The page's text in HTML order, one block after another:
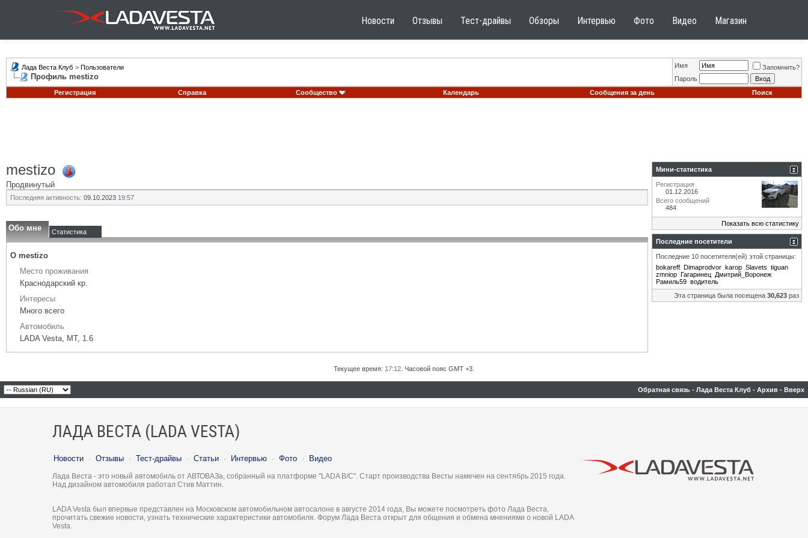
Новости Отзывы Тест-драйвы Обзоры Интервью Фото Видео Магазин
Лада Веста Клуб > Пользователи
Профиль mestizo
Имя
Запомнить?
Пароль
Регистрация
Справка Сообщество Календарь Сообщения за день Поиск
mestizo
Продвинутый
Последняя активность: 09.10.2023 19:57
Обо мне Статистика
О mestizo
Место проживания
Краснодарский кр.
Интересы
Много всего
Автомобиль
LADA Vesta, МТ, 1.6
Мини-статистика
Регистрация
01.12.2016
Всего сообщений
484
Показать всю статистику
Последние посетители
Последние 10 посетителя(ей) этой страницы:
bokareff Dimaprodvor karop Slavets tiguan
zmniop Гагаринец Дмитрий_Воронеж
Рамиль59 водитель
Эта страница была посещена 30,623 раз
Текущее время: 17:12 . Часовой пояс GMT +3.
Обратная связь - Лада Веста Клуб - Архив - Вверх
ЛАДА ВЕСТА (LADA VESTA)
Новости · Отзывы · Тест-драйвы · Статьи · Интервью · Фото · Видео
Лада Веста - это новый автомобиль от АВТОВАЗа, собранный на платформе "LADA B/C". Старт производства Весты намечен на сентябрь 2015 года.
Над дизайном автомобиля работал Стив Маттин.
LADA Vesta был впервые представлен на Московском автомобильном автосалоне в августе 2014 года, Вы можете посмотреть фото Лада Веста,
прочитать свежие новости, узнать технические характеристики автомобиля. Форум Лада Веста открыт для общения и обмена мнениями о новой LADA
Vesta.